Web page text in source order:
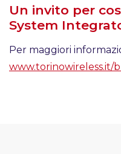
Un invito per
System
Per maggiori
www.torinowireless.it/